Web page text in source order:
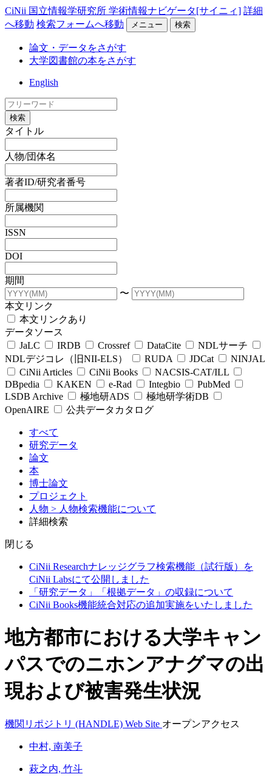
CiNii 国立情報学研究所 学術情報ナビゲータ[サイニィ] 詳細
へ移動 検索フォームへ移動 メニュー 検索
論文・データをさがす
大学図書館の本をさがす
English
検索
タイトル
人物/団体名
著者ID/研究者番号
所属機関
ISSN
DOI
期間
〜
本文リンク
本文リンクあり
データソース
JaLC
IRDB Crossref DataCite
NDLサーチ
NDLデジコレ（旧NII-ELS）
RUDA JDCat
NINJAL
CiNii Articles
CiNii Books
NACSIS-CAT/ILL
DBpedia
KAKEN e-Rad Integbio
PubMed
LSDB Archive
極地研ADS
極地研学術DB
OpenAIRE
公共データカタログ
すべて
研究データ
論文
本
博士論文
プロジェクト
人物 > 人物検索機能について
詳細検索
閉じる
CiNii Researchナレッジグラフ検索機能（試行版）を
CiNii Labsにて公開しました
「研究データ」「根拠データ」の収録について
CiNii Books機能統合対応の追加実施をいたしました
地方都市における大学キャン
パスでのニホンアナグマの出
現および被害発生状況
機関リポジトリ (HANDLE) Web Site オープンアクセス
中村, 南美子
萩之内, 竹斗